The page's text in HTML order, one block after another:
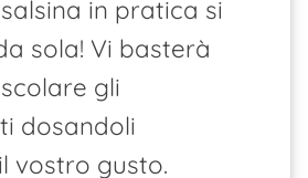
in pratica si
sola! Vi basterà
gli
dosandoli
vostro gusto.